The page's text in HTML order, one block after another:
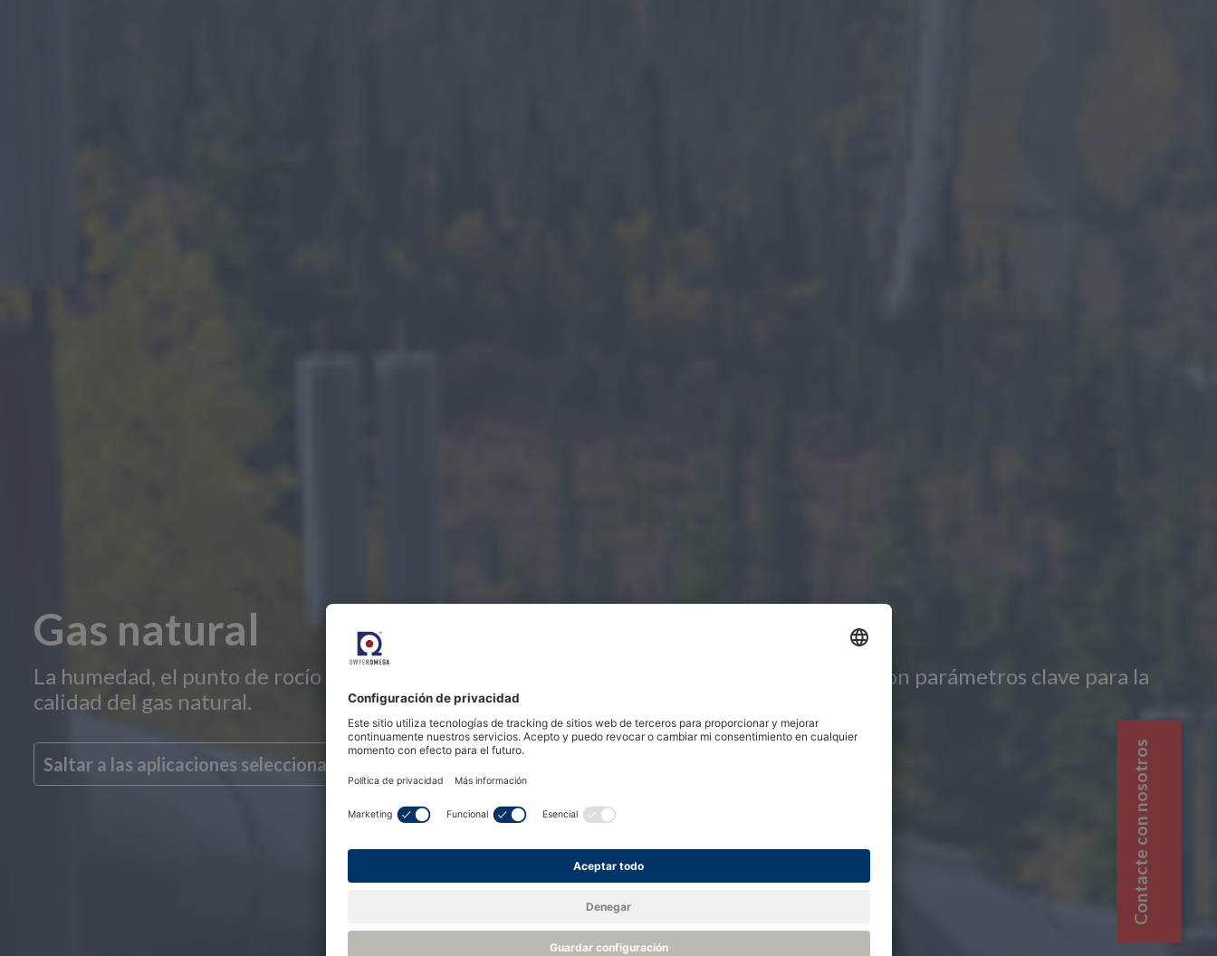
Gas natural
La humedad, el punto de rocío de los hidrocarburos, el oxígeno y el sulfuro de hidrógeno son parámetros clave para la
calidad del gas natural.
Saltar a las aplicaciones seleccionadas Ir al selector de productos Contacte con nosotros